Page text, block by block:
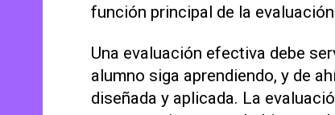
función principal de la
Una evaluación efectiva debe
alumno siga aprendiendo, y de
diseñada y aplicada. La